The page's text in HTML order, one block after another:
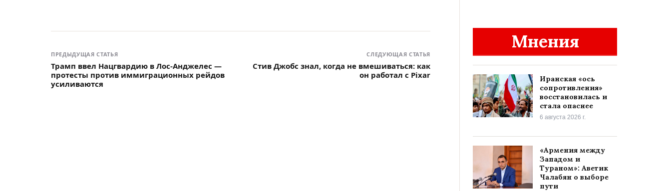
ПРЕДЫДУЩАЯ СТАТЬЯ
Трамп ввел Нацгвардию в Лос-Анджелес —
протесты против иммиграционных рейдов
усиливаются
СЛЕДУЮЩАЯ СТАТЬЯ
Стив Джобс знал, когда не вмешиваться: как
он работал с Pixar
Мнения
Иранская «ось
сопротивления»
восстановилась и
стала опаснее
6 августа 2026 г.
«Армения между
Западом и
Тураном»: Аветик
Чалабян о выборе
пути